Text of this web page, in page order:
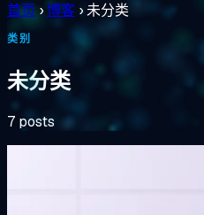
首页 ›博客 ›未分类
类别
未分类
7 posts